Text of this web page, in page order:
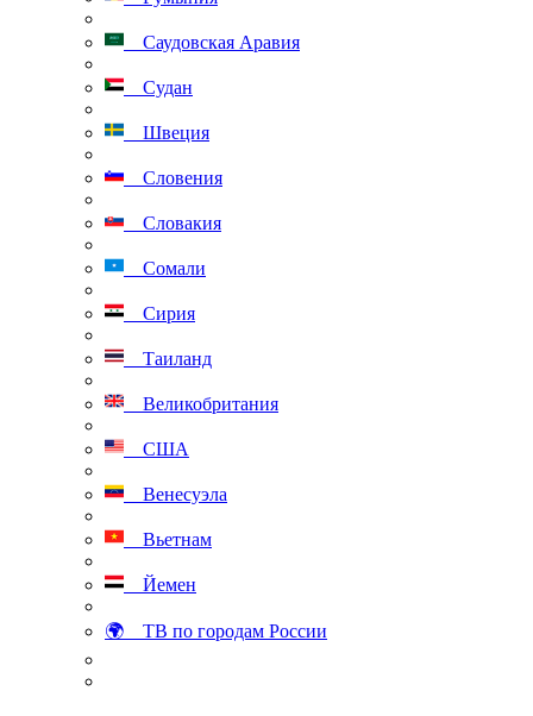
Саудовская Аравия
Судан
Швеция
Словения
Словакия
Сомали
Сирия
Таиланд
Великобритания
США
Венесуэла
Вьетнам
Йемен
🌍 ТВ по городам России